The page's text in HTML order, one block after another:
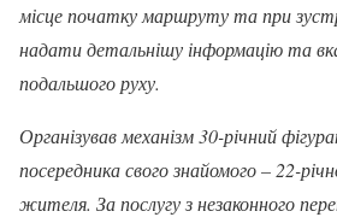
місце початку маршруту та при
надати детальнішу інформацію та
подальшого руху.
Організував механізм 30-річний
посередника свого знайомого – 22-
жителя. За послугу з незаконного